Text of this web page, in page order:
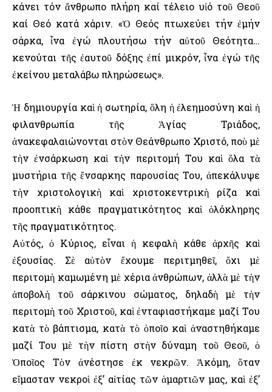
κάνει τόν ἄνθρωπο πλήρη καί τέλειο υἱό τοῦ Θεοῦ
καί Θεό κατά χάριν. «Ὁ Θεός πτωχεύει τήν ἐμήν
σάρκα, ἶνα ἐγώ πλουτήσω τήν αὐτοῦ Θεότητα…
κενούται τῆς ἐαυτοῦ δόξης ἐπί μικρόν, ἶνα ἐγώ τῆς
ἐκείνου μεταλάβω πληρώσεως».
Ἡ δημιουργία καὶ ἡ σωτηρία, ὅλη ἡ ἐλεημοσύνη καὶ ἡ
φιλανθρωπία τῆς Ἁγίας Τριάδος,
ἀνακεφαλαιώνονται στὸν Θεάνθρωπο Χριστό, ποὺ μὲ
τὴν ἐνσάρκωση καὶ τὴν περιτομή Του καὶ ὅλα τὰ
μυστήρια τῆς ἔνσαρκης παρουσίας Του, ἀπεκάλυψε
τὴν χριστολογικὴ καὶ χριστοκεντρικὴ ρίζα καὶ
προοπτικὴ κάθε πραγματικότητος καὶ ὁλόκληρης
τῆς πραγματικότητος.
Αὐτός, ὁ Κύριος, εἶναι ἡ κεφαλὴ κάθε ἀρχῆς καὶ
ἐξουσίας. Σὲ αὐτὸν ἔχουμε περιτμηθεῖ, ὄχι μὲ
περιτομὴ καμωμένη μὲ χέρια ἀνθρώπων, ἀλλὰ μὲ τὴν
ἀποβολὴ τοῦ σάρκινου σώματος, δηλαδὴ μὲ τὴν
περιτομὴ τοῦ Χριστοῦ, καὶ ἐνταφιαστήκαμε μαζί Του
κατὰ τὸ βάπτισμα, κατὰ τὸ ὁποῖο καὶ ἀναστηθήκαμε
μαζί Του μὲ τὴν πίστη στὴν δύναμη τοῦ Θεοῦ, ὁ
Ὁποῖος Τὸν ἀνέστησε ἐκ νεκρῶν. Ἀκόμη, ὅταν
εἴμασταν νεκροὶ ἐξ’ αἰτίας τῶν ἁμαρτιῶν μας, καὶ ἐξ’